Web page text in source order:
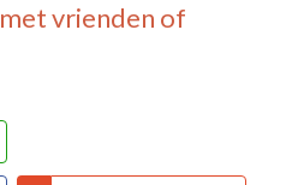
met vrienden of